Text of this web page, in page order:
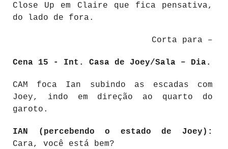
Close Up em Claire que fica pensativa,
do lado de fora.
Corta para –
Cena 15 - Int. Casa de Joey/Sala – Dia.
CAM foca Ian subindo as escadas com
Joey, indo em direção ao quarto do
garoto.
IAN (percebendo o estado de Joey):
Cara, você está bem?